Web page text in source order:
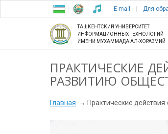
E-mail Для
ТАШКЕНТСКИЙ УНИВЕРСИТЕТ
ИНФОРМАЦИОННЫХ ТЕХНОЛОГИЙ
ИМЕНИ МУХАММАДА АЛ-ХОРАЗМИЙ
ПРАКТИЧЕСКИЕ
РАЗВИТИЮ
Главная Практические